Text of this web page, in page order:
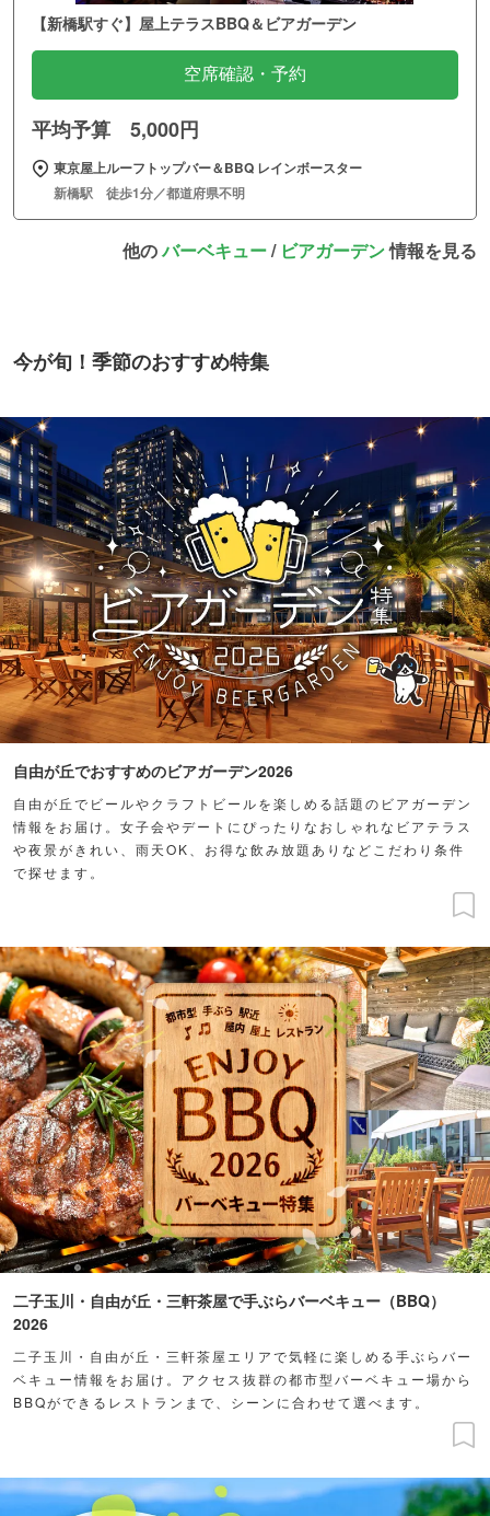
【新橋駅すぐ】屋上テラスBBQ＆ビアガーデン
空席確認・予約
平均予算 5,000円
東京屋上ルーフトップバー＆BBQ レインボースター
新橋駅 徒歩1分／都道府県不明
他のバーベキュー/ ビアガーデン情報を見る
今が旬！季節のおすすめ特集
自由が丘でおすすめのビアガーデン2026
自由が丘でビールやクラフトビールを楽しめる話題のビアガーデン
情報をお届け。女子会やデートにぴったりなおしゃれなビアテラス
や夜景がきれい、雨天OK、お得な飲み放題ありなどこだわり条件
で探せます。
二子玉川・自由が丘・三軒茶屋で手ぶらバーベキュー（BBQ）
2026
二子玉川・自由が丘・三軒茶屋エリアで気軽に楽しめる手ぶらバー
ベキュー情報をお届け。アクセス抜群の都市型バーベキュー場から
BBQができるレストランまで、シーンに合わせて選べます。